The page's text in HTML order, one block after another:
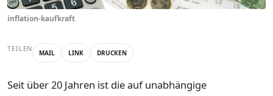
inflation-kaufkraft
TEILEN MAIL LINK DRUCKEN
Seit über 20 Jahren ist die auf unabhängige